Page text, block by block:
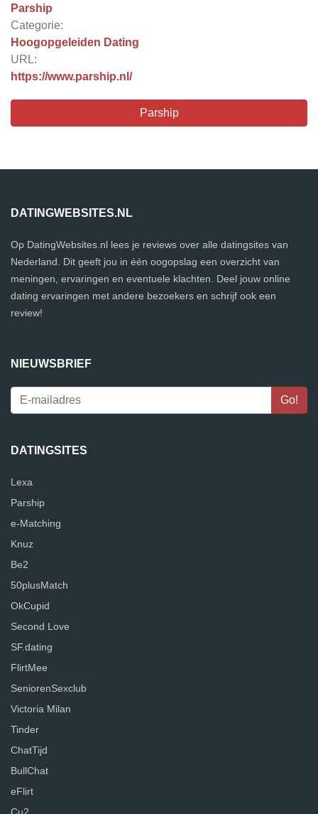
Parship
Categorie:
Hoogopgeleiden Dating
URL:
https://www.parship.nl/
Parship
DATINGWEBSITES.NL
Op DatingWebsites.nl lees je reviews over alle datingsites van
Nederland. Dit geeft jou in één oogopslag een overzicht van
meningen, ervaringen en eventuele klachten. Deel jouw online
dating ervaringen met andere bezoekers en schrijf ook een
review!
NIEUWSBRIEF
DATINGSITES
Lexa
Parship
e-Matching
Knuz
Be2
50plusMatch
OkCupid
Second Love
SF.dating
FlirtMee
SeniorenSexclub
Victoria Milan
Tinder
ChatTijd
BullChat
eFlirt